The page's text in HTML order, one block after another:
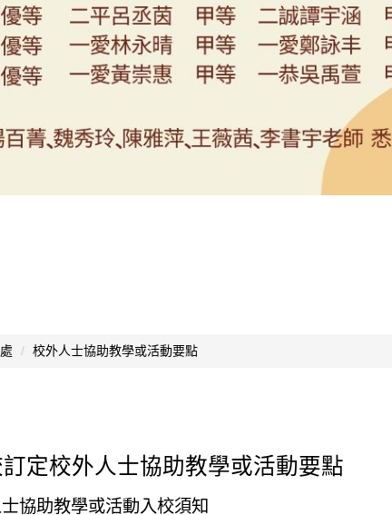
校外人士協助教學或活動要點
定校外人士協助教學或活動要點
協助教學或活動入校須知